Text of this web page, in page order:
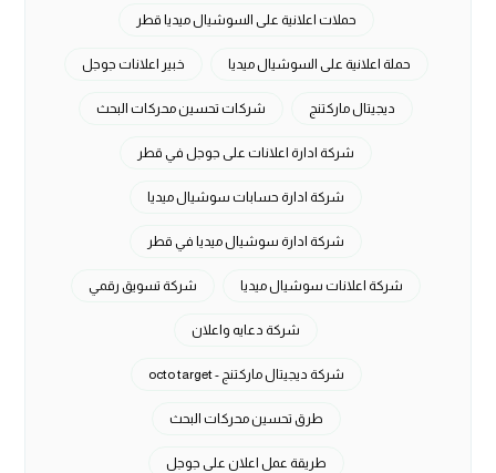
حملات اعلانية على السوشيال ميديا قطر
حملة اعلانية على السوشيال ميديا خبير اعلانات جوجل
ديجيتال ماركتنج شركات تحسين محركات البحث
شركة ادارة اعلانات على جوجل في قطر
شركة ادارة حسابات سوشيال ميديا
شركة ادارة سوشيال ميديا في قطر
شركة اعلانات سوشيال ميديا شركة تسويق رقمي
شركة دعايه واعلان
شركة ديجيتال ماركتنج - octo target
طرق تحسين محركات البحث
طريقة عمل اعلان على جوجل